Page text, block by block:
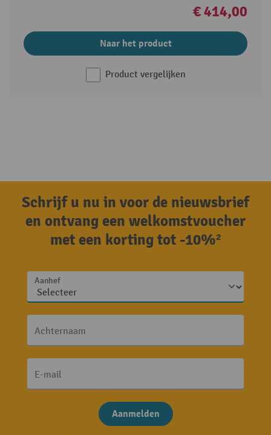
€ 414,00
Naar het product
Product vergelijken
Schrijf u nu in voor de nieuwsbrief
en ontvang een welkomstvoucher
met een korting tot -10%²
Aanhef
Achternaam
E-mail
Aanmelden